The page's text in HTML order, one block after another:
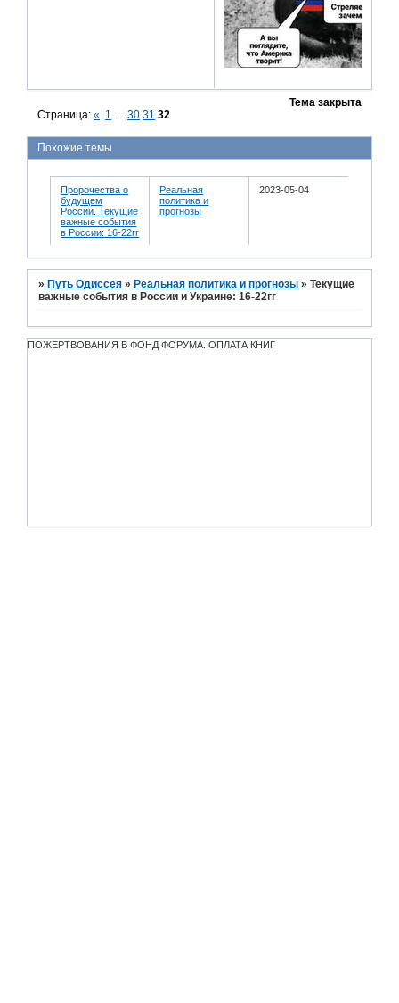
Тема закрыта
Страница:« 1 30 31 32
Похожие темы
Пророчества о
будущем
России. Текущие
важные события
в России: 16-22гг
Реальная
политика и
прогнозы
2023-05-04
» Путь Одиссея » Реальная политика и прогнозы »Текущие
важные события в России и Украине: 16-22гг
ПОЖЕРТВОВАНИЯ В ФОНД ФОРУМА. ОПЛАТА КНИГ